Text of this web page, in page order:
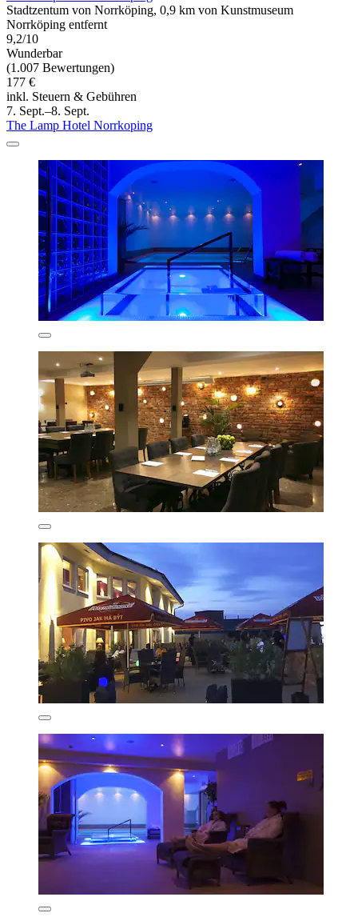
Stadtzentum von Norrköping, 0,9 km von Kunstmuseum
Norrköping entfernt
9,2/10
Wunderbar
(1.007 Bewertungen)
177 €
inkl. Steuern & Gebühren
7. Sept.–8. Sept.
The Lamp Hotel Norrkoping